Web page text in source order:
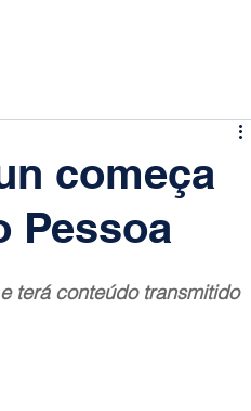
começa
Pessoa
terá conteúdo transmitido